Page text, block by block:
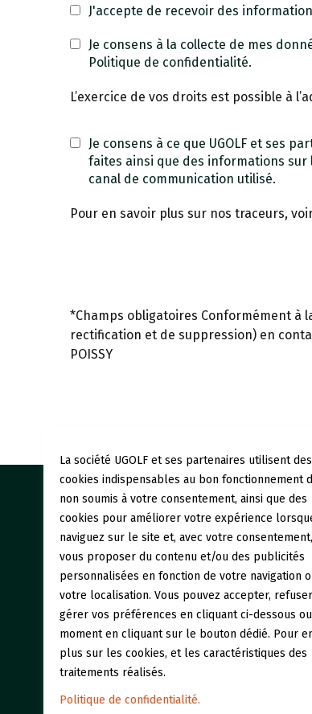
J'accepte de recevoir des
Je consens à la collecte de mes
Politique de confidentialité.
L’exercice de vos droits est possible à
Je consens à ce que UGOLF et ses
faites ainsi que des informations sur
canal de communication utilisé.
Pour en savoir plus sur nos traceurs,
*Champs obligatoires Conformément à
rectification et de suppression) en
POISSY
La société UGOLF et ses partenaires utilisent des
cookies indispensables au bon fonctionnement
non soumis à votre consentement, ainsi que des
cookies pour améliorer votre expérience
naviguez sur le site et, avec votre
vous proposer du contenu et/ou des publicités
personnalisées en fonction de votre navigation
votre localisation. Vous pouvez accepter,
gérer vos préférences en cliquant ci-dessous
moment en cliquant sur le bouton dédié. Pour
plus sur les cookies, et les caractéristiques des
traitements réalisés.
Politique de confidentialité.